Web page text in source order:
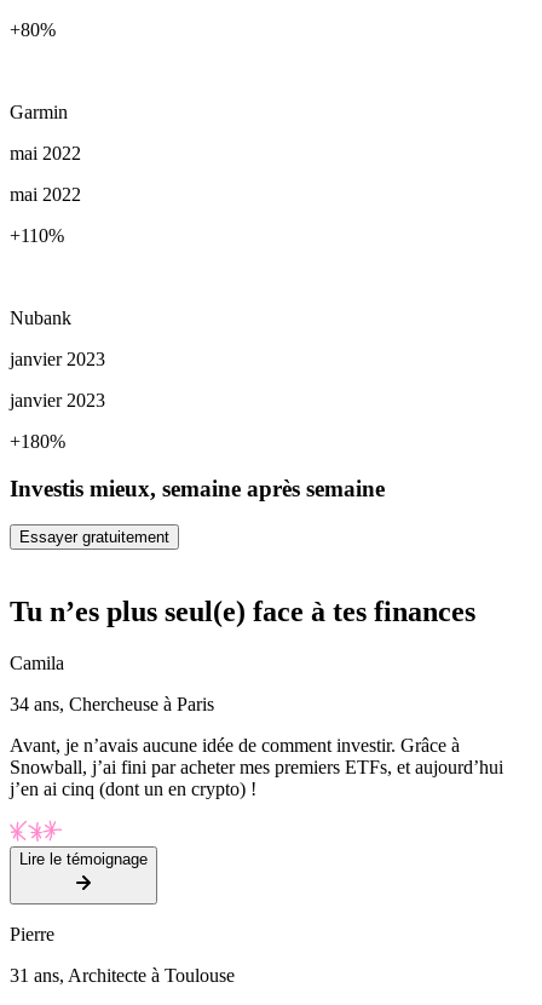
+80%
Garmin
mai 2022
mai 2022
+110%
Nubank
janvier 2023
janvier 2023
+180%
Investis mieux, semaine après semaine
Essayer gratuitement
Tu n’es plus seul(e) face à tes finances
Camila
34 ans, Chercheuse à Paris
Avant, je n’avais aucune idée de comment investir. Grâce à
Snowball, j’ai fini par acheter mes premiers ETFs, et aujourd’hui
j’en ai cinq (dont un en crypto) !
Lire le témoignage
Pierre
31 ans, Architecte à Toulouse